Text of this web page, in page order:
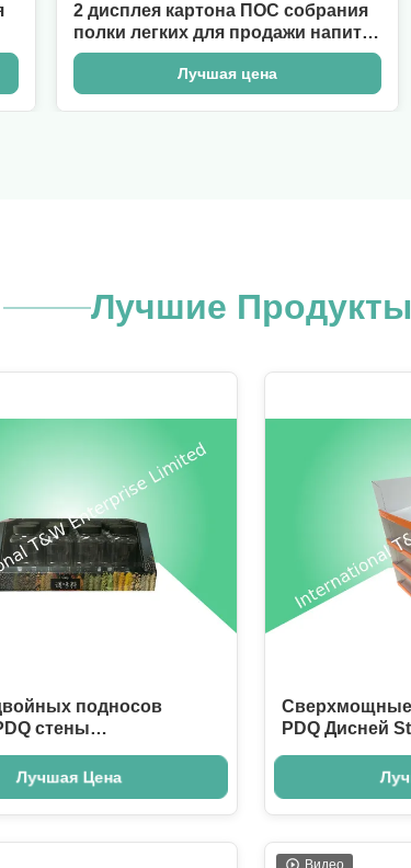
дисплея картона ПОС собрания
полки легких для продажи напитка
колы
Лучшая цена
4
Лучшие Продукты
подносов
стены
Лучшая Цена
Сверхмощные
PDQ Дисней
Видео